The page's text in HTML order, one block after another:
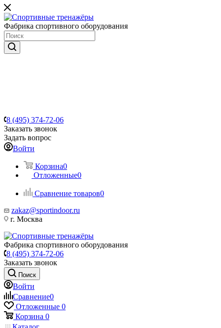
Фабрика спортивного оборудования
8 (495) 374-72-06
Заказать звонок
Задать вопрос
Войти
Корзина0
Отложенные0
Сравнение товаров0
zakaz@sportindoor.ru
г. Москва
Фабрика спортивного оборудования
8 (495) 374-72-06
Заказать звонок
Поиск
Войти
Сравнение0
Отложенные 0
Корзина 0